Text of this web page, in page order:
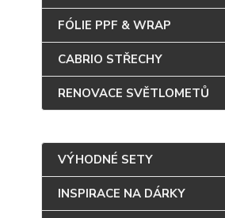
FÓLIE PPF & WRAP
CABRIO STŘECHY
RENOVACE SVĚTLOMETŮ
VÝHODNÉ SETY
INSPIRACE NA DÁRKY